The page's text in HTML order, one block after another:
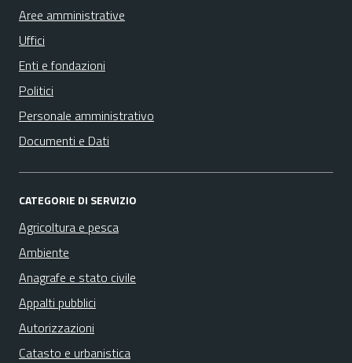
Aree amministrative
Uffici
Enti e fondazioni
Politici
Personale amministrativo
Documenti e Dati
CATEGORIE DI SERVIZIO
Agricoltura e pesca
Ambiente
Anagrafe e stato civile
Appalti pubblici
Autorizzazioni
Catasto e urbanistica